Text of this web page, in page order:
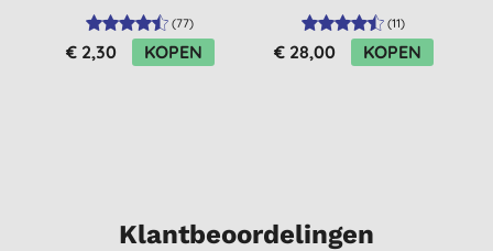
Wattenstaafjes
(77)
€ 2,30 KOPEN
Mascara: Zwart
(11)
€ 28,00 KOPEN
Klantbeoordelingen